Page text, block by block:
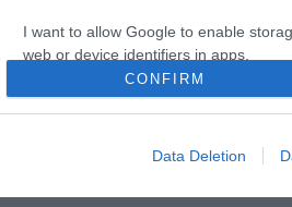
I want to allow Google to enable
web or device identifiers in apps.
I want to allow Google to enable
I want to allow Google to enable
CONFIRM
Data Deletion